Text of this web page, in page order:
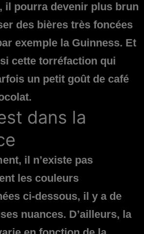
il pourra devenir plus brun
des bières très foncées
exemple la Guinness. Et
cette torréfaction qui
un petit goût de café
dans la
il n’existe pas
les couleurs
ci-dessous, il y a de
nuances. D’ailleurs, la